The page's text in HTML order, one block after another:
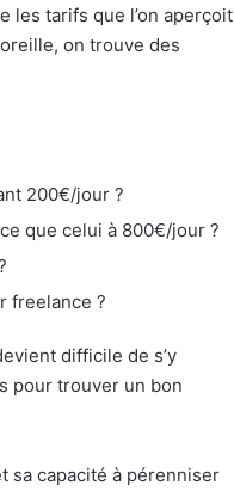
les tarifs que l’on aperçoit
on trouve des
200€/jour ?
que celui à 800€/jour ?
freelance ?
difficile de s’y
pour trouver un bon
sa capacité à pérenniser